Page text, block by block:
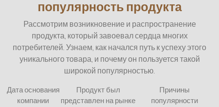
популярность продукта
Рассмотрим возникновение и распространение
продукта, который завоевал сердца многих
потребителей. Узнаем, как начался путь к успеху этого
уникального товара, и почему он пользуется такой
широкой популярностью.
Дата основания
компании
Продукт был
представлен на рынке
Причины
популярности